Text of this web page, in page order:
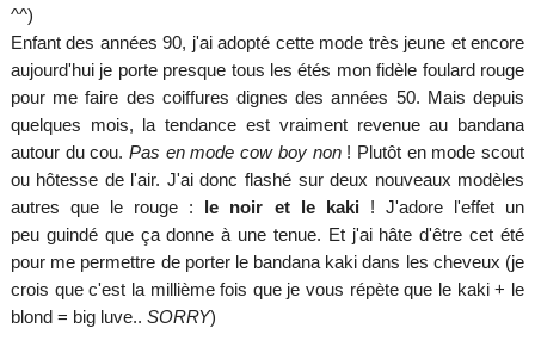
^^)
Enfant des années 90, j'ai adopté cette mode très jeune et encore
aujourd'hui je porte presque tous les étés mon fidèle foulard rouge
pour me faire des coiffures dignes des années 50. Mais depuis
quelques mois, la tendance est vraiment revenue au bandana
autour du cou.Pas en mode cow boy non! Plutôt en mode scout
ou hôtesse de l'air. J'ai donc flashé sur deux nouveaux modèles
autres que le rouge : le noir et le kaki ! J'adore l'effet un
peu guindé que ça donne à une tenue. Et j'ai hâte d'être cet été
pour me permettre de porter le bandana kaki dans les cheveux (je
crois que c'est la millième fois que je vous répète que le kaki + le
blond = big luve.. SORRY)